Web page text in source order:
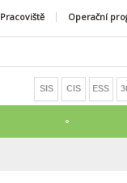
Pracoviště Operační